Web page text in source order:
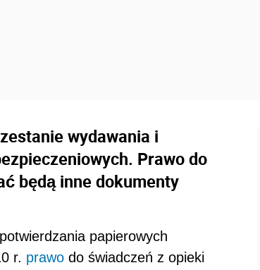
wydawania i
Prawo do
będą inne dokumenty
papierowych
r. prawo do świadczeń z opieki